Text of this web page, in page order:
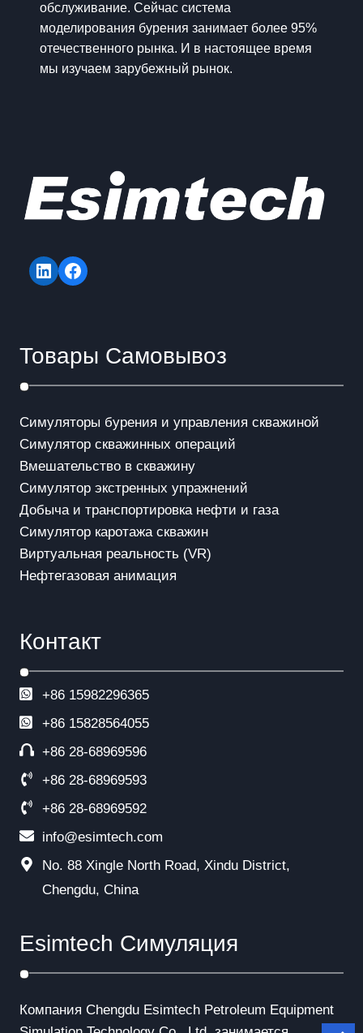
обслуживание. Сейчас система
моделирования бурения занимает более 95%
отечественного рынка. И в настоящее время
мы изучаем зарубежный рынок.
LinkedInFacebook
Товары Самовывоз
Симуляторы бурения и управления скважиной
Симулятор скважинных операций
Вмешательство в скважинy
Симулятор экстренных упражнений
Добыча и транспортировка нефти и газа
Симулятор каротажа скважин
Виртуальная реальность (VR)
Нефтегазовая анимация
Контакт
+86 15982296365
+86 15828564055
+86 28-68969596
+86 28-68969593
+86 28-68969592
info@esimtech.com
No. 88 Xingle North Road, Xindu District,
Chengdu, China
Esimtech Симуляция
Компания Chengdu Esimtech Petroleum Equipment